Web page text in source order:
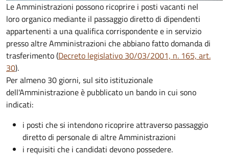
Le Amministrazioni possono ricoprire i posti vacanti nel
loro organico mediante il passaggio diretto di dipendenti
appartenenti a una qualifica corrispondente e in servizio
presso altre Amministrazioni che abbiano fatto domanda di
trasferimento (Decreto legislativo 30/03/2001, n. 165, art.
30).
Per almeno 30 giorni, sul sito istituzionale
dell'Amministrazione è pubblicato un bando in cui sono
indicati:
i posti che si intendono ricoprire attraverso passaggio
diretto di personale di altre Amministrazioni
i requisiti che i candidati devono possedere.